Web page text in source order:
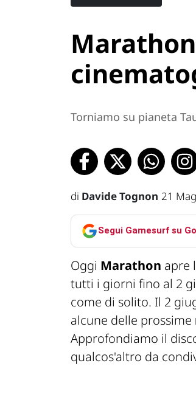
Torniamo su pianeta
di Davide Tognon 21
Segui Gamesurf su
Oggi Marathon apre
tutti i giorni fino al 2
come di solito. Il 2
alcune delle prossime
Approfondiamo il
qualcos'altro da